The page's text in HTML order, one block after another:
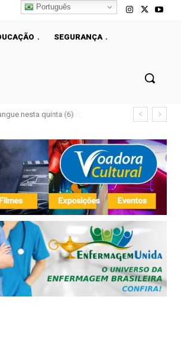
SEGURANÇA
nesta quinta (6)
Português